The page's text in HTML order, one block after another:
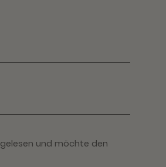
gelesen und möchte den